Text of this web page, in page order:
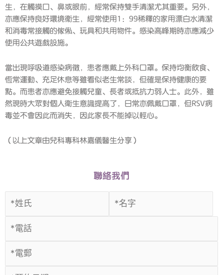
生，在觸摸口、鼻或眼前，經常保持雙手清潔尤其重要。另外，
亦應保持良好環境衞生，經常使用1：99稀釋的家用漂白水清潔
和消毒常接觸的傢俬、玩具和共用物件。感染高峰期時亦應減少
使用公共遊戲設施。
當出現呼吸道感染病徵，患者應戴上外科口罩。保持均衡飲食、
恆常運動、充足休息等雖看似老生常談，但確是保持健康的要
點。而患者亦應避免接觸兒童、長者或抵抗力弱人士。此外，雖
然現時大眾對個人衛生意識提高了，日常亦佩戴口罩，但RSV病
毒並不會因此而消失，因此家長不能掉以輕心。
（以上文章由兒科專科林嘉儀醫生分享）
聯絡我們